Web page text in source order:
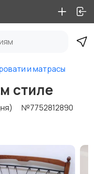
и матрасы
стиле
№7752812890